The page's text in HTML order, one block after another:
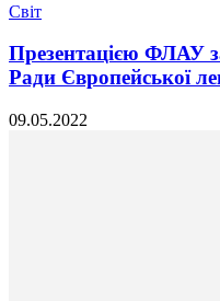
Світ
Презентацією ФЛАУ
Ради Європейської
09.05.2022